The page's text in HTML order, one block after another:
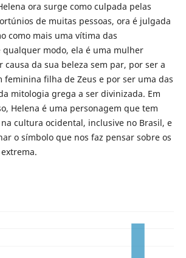
ora surge como culpada pelas
de muitas pessoas, ora é julgada
como mais uma vítima das
qualquer modo, ela é uma mulher
da sua beleza sem par, por ser a
feminina filha de Zeus e por ser uma das
mitologia grega a ser divinizada. Em
Helena é uma personagem que tem
cultura ocidental, inclusive no Brasil, e
o símbolo que nos faz pensar sobre os